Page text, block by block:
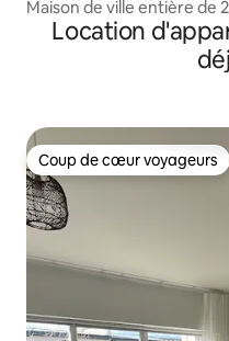
Maison de ville entière de
Location
Coup de cœur voyageurs
Coup de cœur voyageurs